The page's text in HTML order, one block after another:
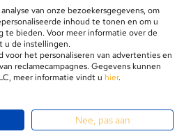
Click Cover E7 Opaal 2
opbouw profiel
Op voorraad
van onze bezoekersgegevens, om
inhoud te tonen en om u
te bieden. Voor meer informatie over de
u de instellingen.
voor het personaliseren van advertenties en
reclamecampagnes. Gegevens kunnen
meer informatie vindt u hier.
Nee, pas aan